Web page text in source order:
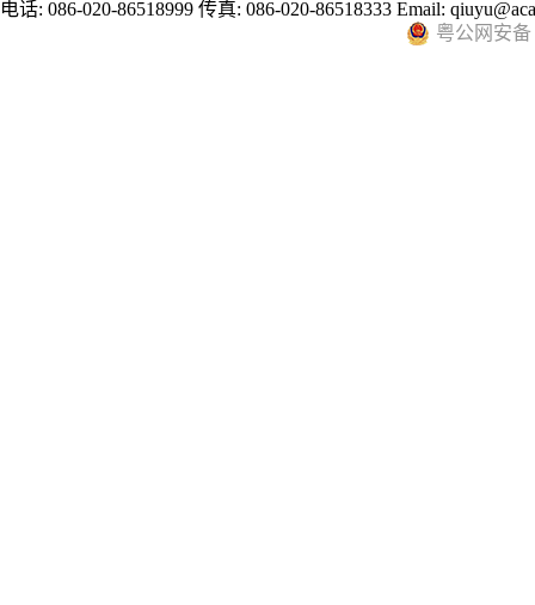
电话: 086-020-86518999 传真: 086-020-86518333 Email:
粤公网安备